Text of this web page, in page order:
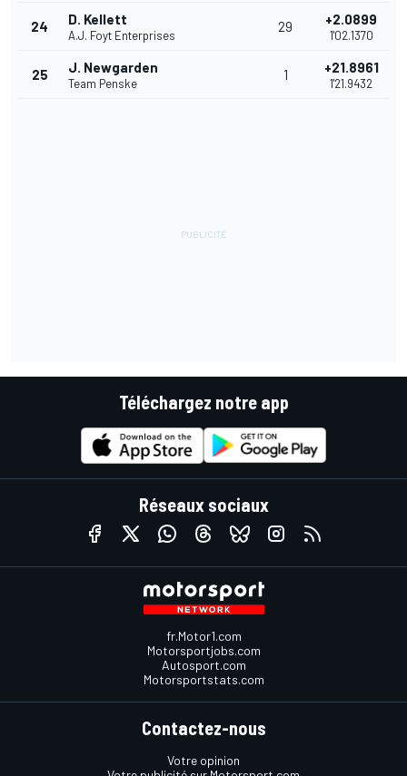
24 D. Kellett
A.J. Foyt Enterprises
29 +2.0899
1'02.1370
25 J. Newgarden
Team Penske
1 +21.8961
1'21.9432
Téléchargez notre app
Réseaux sociaux
fr.Motor1.com
Motorsportjobs.com
Autosport.com
Motorsportstats.com
Contactez-nous
Votre opinion